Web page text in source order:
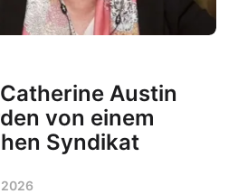
Austin
von einem
Syndikat